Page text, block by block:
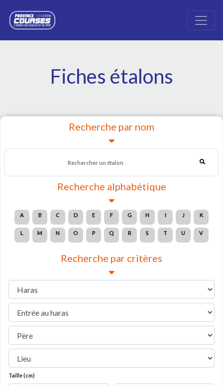
Fiches étalons
Recherche par nom
Recherche alphabétique
A B C D E F G H I J K
L M N O P Q R S T U V
Recherche par critères
Taille (cm)